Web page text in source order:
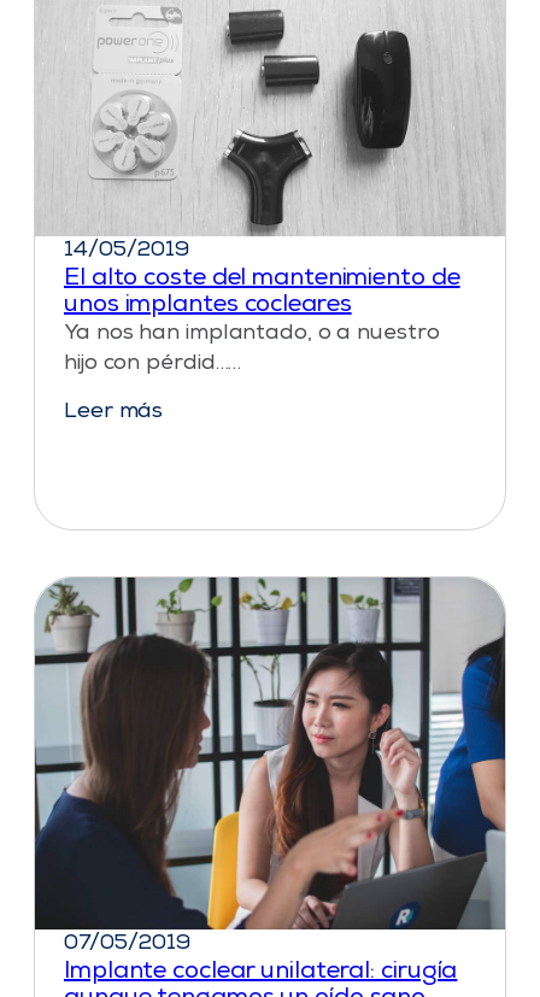
14/05/2019
El alto coste del mantenimiento de
unos implantes cocleares
Ya nos han implantado, o a nuestro
hijo con pérdid……
Leer más
07/05/2019
Implante coclear unilateral: cirugía